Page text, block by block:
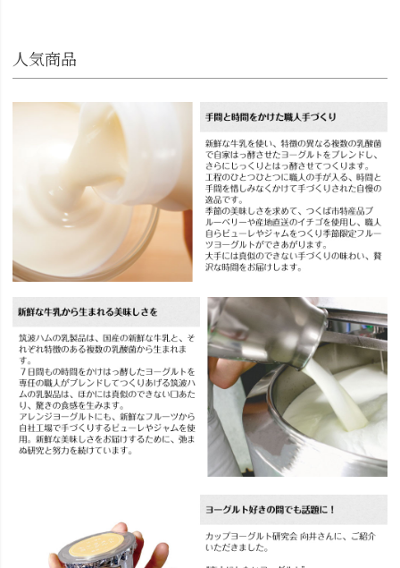
人気商品